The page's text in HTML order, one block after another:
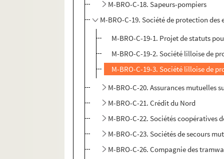
M-BRO-C-18. Sapeurs-pompiers
M-BRO-C-19. Société de protection des
M-BRO-C-19-1. Projet de statuts
M-BRO-C-19-2. Société lilloise de
M-BRO-C-19-3. Société lilloise de
M-BRO-C-20. Assurances mutuelles
M-BRO-C-21. Crédit du Nord
M-BRO-C-22. Sociétés coopératives
M-BRO-C-23. Sociétés de secours
M-BRO-C-26. Compagnie des